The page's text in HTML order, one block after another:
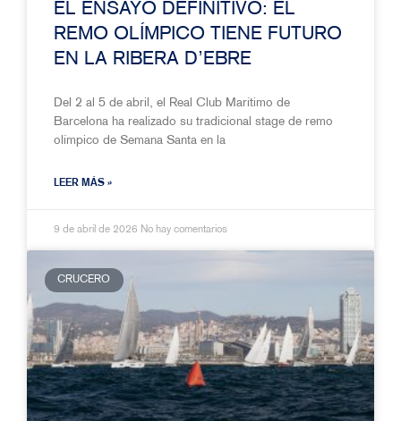
EL ENSAYO DEFINITIVO: EL
REMO OLÍMPICO TIENE FUTURO
EN LA RIBERA D’EBRE
Del 2 al 5 de abril, el Real Club Marítimo de
Barcelona ha realizado su tradicional stage de remo
olímpico de Semana Santa en la
LEER MÁS »
9 de abril de 2026 No hay comentarios
CRUCERO